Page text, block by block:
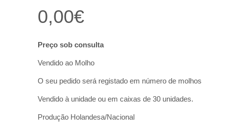
0,00€
Preço sob consulta
Vendido ao Molho
O seu pedido será registado em número de molhos
Vendido à unidade ou em caixas de 30 unidades.
Produção Holandesa/Nacional